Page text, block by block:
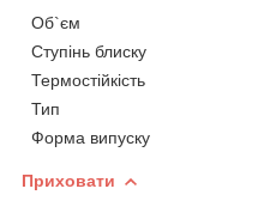
Об`єм
Ступінь блиску
Термостійкість
Тип
Форма випуску
Приховати